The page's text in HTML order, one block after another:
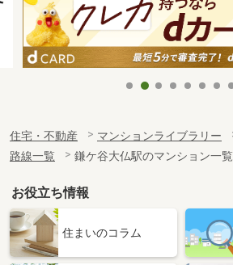
住宅・不動産 マンションライブラリー
路線一覧
鎌ケ谷大仏駅のマンション一覧
お役立ち情報
住まいのコラム